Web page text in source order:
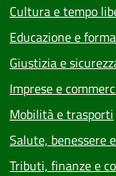
Cultura e tempo
Educazione e
Giustizia e
Imprese e
Mobilità e trasporti
Salute, benessere
Tributi, finanze e